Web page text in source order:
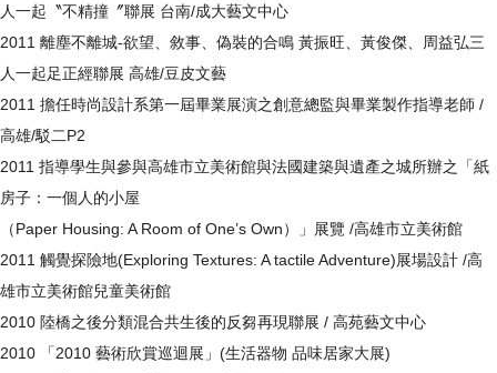
人一起〝不精撞〞聯展 台南/成大藝文中心
2011 離塵不離城-欲望、敘事、偽裝的合鳴 黃振旺、黃俊傑、周益弘三
人一起足正經聯展 高雄/豆皮文藝
2011 擔任時尚設計系第一屆畢業展演之創意總監與畢業製作指導老師 /
高雄/駁二P2
2011 指導學生與參與高雄市立美術館與法國建築與遺產之城所辦之「紙
房子：一個人的小屋
（Paper Housing: A Room of One’s Own）」展覽 /高雄市立美術館
2011 觸覺探險地(Exploring Textures: A tactile Adventure)展場設計 /高
雄市立美術館兒童美術館
2010 陸橋之後分類混合共生後的反芻再現聯展 / 高苑藝文中心
2010 「2010 藝術欣賞巡迴展」(生活器物 品味居家大展)